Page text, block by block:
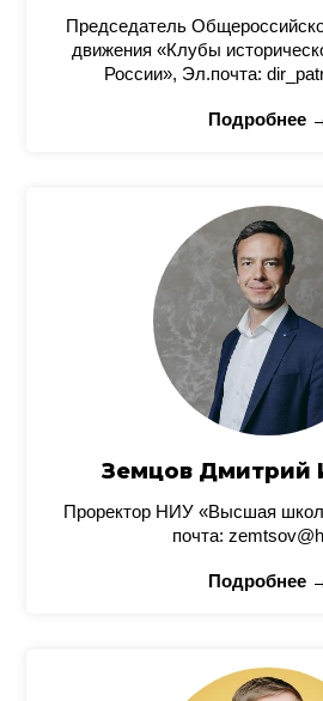
Председатель
движения «Клубы
России», Эл.почта:
Подробнее
Земцов Дмитрий
Проректор НИУ «Высшая
почта:
Подробнее